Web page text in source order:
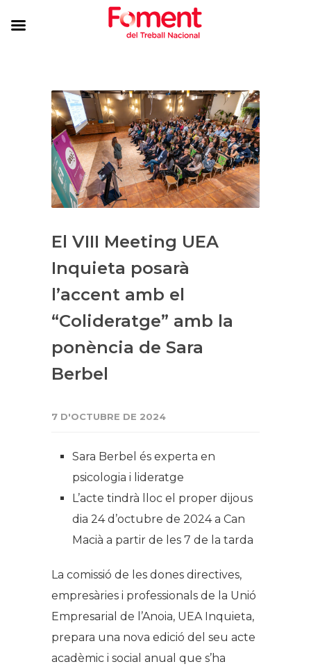
El VIII Meeting UEA
Inquieta posarà
l’accent amb el
“Colideratge” amb la
ponència de Sara
Berbel
7 D'OCTUBRE DE 2024
Sara Berbel és experta en
psicologia i lideratge
L’acte tindrà lloc el proper dijous
dia 24 d’octubre de 2024 a Can
Macià a partir de les 7 de la tarda
La comissió de les dones directives,
empresàries i professionals de la Unió
Empresarial de l’Anoia, UEA Inquieta,
prepara una nova edició del seu acte
acadèmic i social anual que s’ha